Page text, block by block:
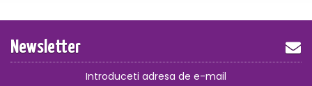
Newsletter
Introduceti adresa de e-mail